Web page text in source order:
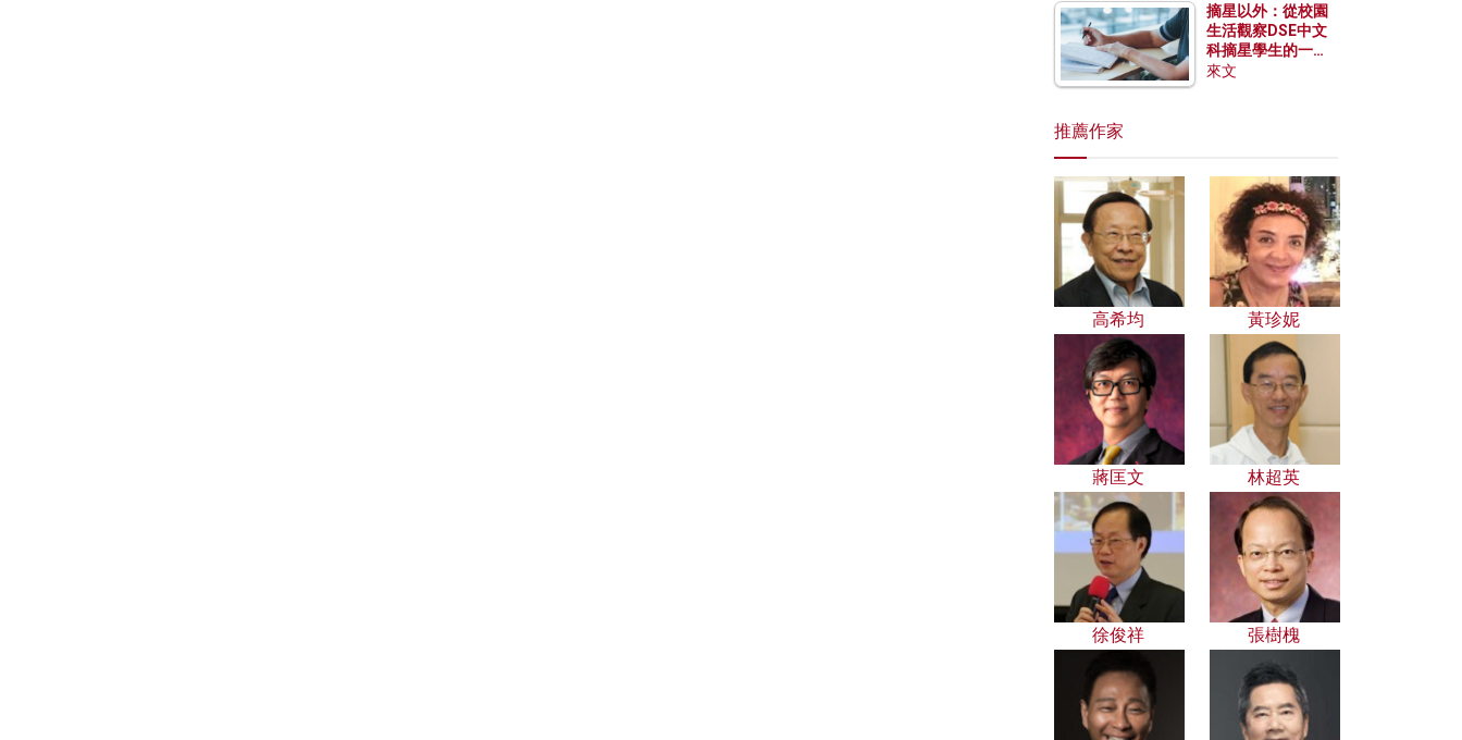
摘星以外：從校園
生活觀察DSE中文
科摘星學生的一點
特質
來文
推薦作家
高希均 黃珍妮
蔣匡文 林超英
徐俊祥 張樹槐